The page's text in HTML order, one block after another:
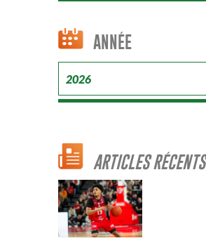
ANNÉE
ARTICLES RÉCENTS